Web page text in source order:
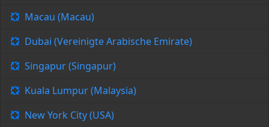
Macau (Macau)
Dubai (Vereinigte Arabische Emirate)
Singapur (Singapur)
Kuala Lumpur (Malaysia)
New York City (USA)